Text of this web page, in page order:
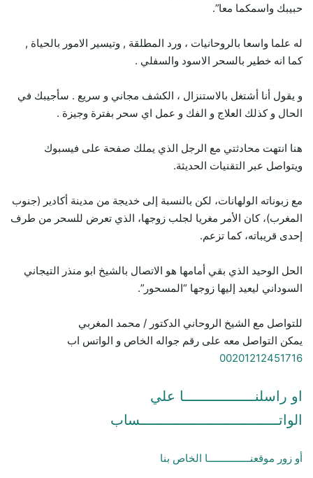
حبيبك واسمكما معا”.
له علما واسعا بالروحانيات ، ورد المطلقة , وتيسير الامور بالحياة ,
كما انه خطير بالسحر الاسود والسفلي .
و يقول أنا أشتغل بالاستنزال ، الكشف مجاني و سريع . سأجيبك في
الحال و كذلك العلاج و الفك و عمل اي سحر بفترة وجيزة .
هنا انتهت محادثتي مع الرجل الذي يملك صفحة على فيسبوك
ويتواصل عبر التقنيات الحديثة.
مع زبوناته الولهانات، لكن بالنسبة إلى خديجة من مدينة أكادير (جنوب
المغرب)، كان الأمر مغريا لجلب زوجها، الذي تعرض للسحر من طرف
إحدى قريباته، كما تزعم.
الحل الوحيد الذي بقي أمامها هو الاتصال بالشيخ ابو منذر التيجاني
السوداني ليعيد إليها زوجها “المسحور”.
للتواصل مع الشيخ الروحاني الدكتور / محمد المغربي
يمكن التواصل معه على رقم جواله الخاص و الواتس اب
00201212451716
او راسلنـــــــــــــــــا علي
الواتـــــــــــــــــــــــــــــــــساب
أو زور موقعنـــــــــــــــا الخاص بنا